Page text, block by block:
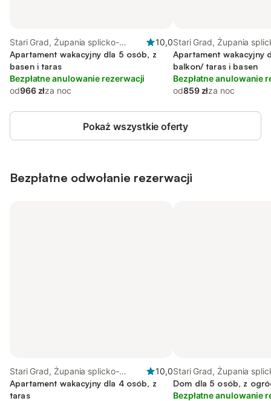
Stari Grad, Żupania splicko-
dalmatyńska
10,0
Apartament wakacyjny dla 5 osób, z
basen i taras
Bezpłatne anulowanie rezerwacji
od966 złza noc
Stari Grad, Żupania
Apartament wakacyjny
balkon/ taras i basen
Bezpłatne anulowanie
od859 złza noc
Pokaż wszystkie oferty
Bezpłatne odwołanie rezerwacji
Stari Grad, Żupania splicko-
dalmatyńska
10,0
Apartament wakacyjny dla 4 osób, z
taras
Stari Grad, Żupania
dalmatyńska
Dom dla 5 osób, z
Bezpłatne anulowanie